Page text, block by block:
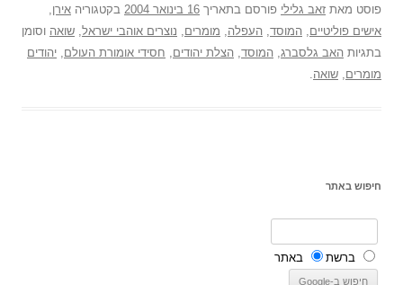
פוסט מאת זאב גלילי פורסם בתאריך 16 בינואר 2004 בקטגוריה אירן
אישים פוליטיים המוסד העפלה מומרים נוצרים אוהבי ישראל שואה וסומן
בתגיות האב גלסברג המוסד הצלת יהודים חסידי אומורת העולם יהודים
מומרים שואה
חיפוש באתר
ברשת באתר